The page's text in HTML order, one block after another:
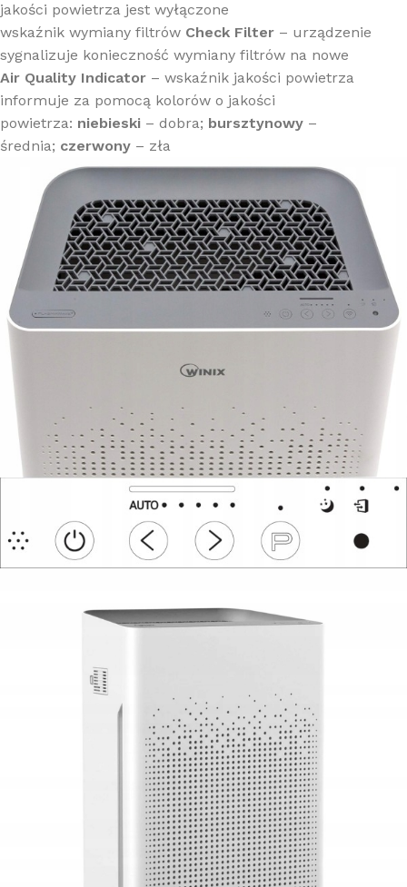
jakości powietrza jest wyłączone
wskaźnik wymiany filtrów Check Filter – urządzenie
sygnalizuje konieczność wymiany filtrów na nowe
Air Quality Indicator – wskaźnik jakości powietrza
informuje za pomocą kolorów o jakości
powietrza: niebieski – dobra; bursztynowy –
średnia; czerwony – zła